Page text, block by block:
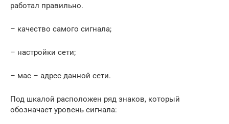
работал правильно.
– качество самого сигнала;
– настройки сети;
– мас – адрес данной сети.
Под шкалой расположен ряд знаков, который
обозначает уровень сигнала: